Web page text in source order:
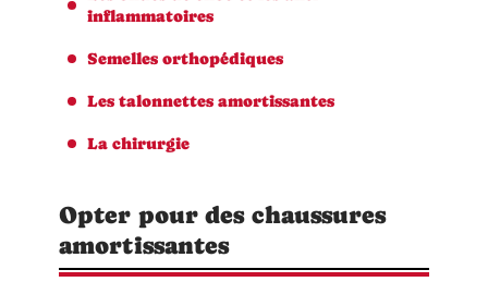
inflammatoires
Semelles orthopédiques
Les talonnettes amortissantes
La chirurgie
Opter pour des chaussures
amortissantes